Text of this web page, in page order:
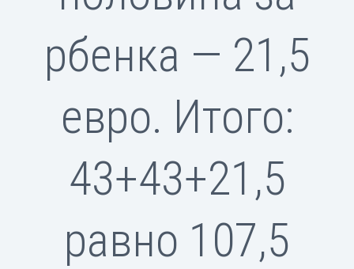
рбенка — 21,5
евро. Итого:
43+43+21,5
равно 107,5